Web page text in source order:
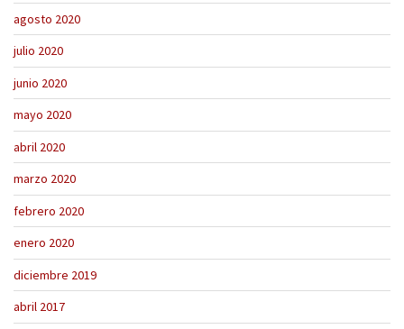
agosto 2020
julio 2020
junio 2020
mayo 2020
abril 2020
marzo 2020
febrero 2020
enero 2020
diciembre 2019
abril 2017